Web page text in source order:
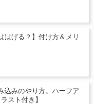
はげる？】付け方＆メリ
込みのやり方。ハーフア
スト付き】